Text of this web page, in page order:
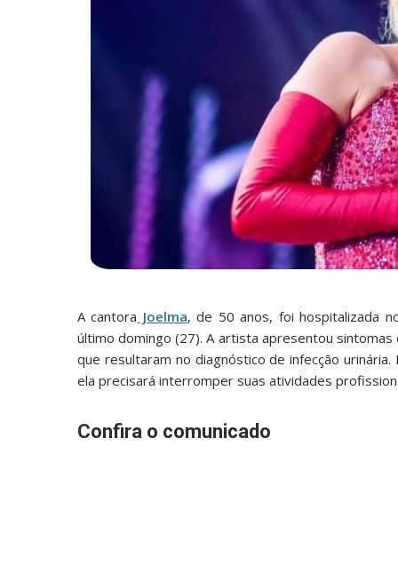
A cantora Joelma, de 50 anos, foi hospitalizada
último domingo (27). A artista apresentou
que resultaram no diagnóstico de infecção
ela precisará interromper suas atividades
Confira o comunicado